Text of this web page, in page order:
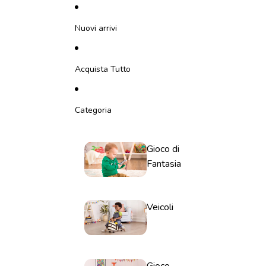
Nuovi arrivi
Acquista Tutto
Categoria
Gioco di
Fantasia
Veicoli